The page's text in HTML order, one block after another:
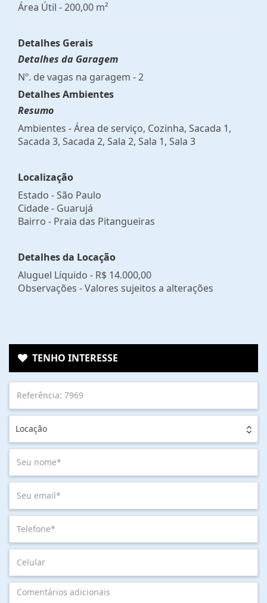
Área Útil - 200,00 m²
Detalhes Gerais
Detalhes da Garagem
Nº. de vagas na garagem - 2
Detalhes Ambientes
Resumo
Ambientes - Área de serviço, Cozinha, Sacada 1,
Sacada 3, Sacada 2, Sala 2, Sala 1, Sala 3
Localização
Estado -São Paulo
Cidade - Guarujá
Bairro - Praia das Pitangueiras
Detalhes da Locação
Aluguel Líquido - R$ 14.000,00
Observações - Valores sujeitos a alterações
TENHO INTERESSE
Locação